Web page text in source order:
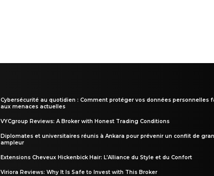
Cybersécurité au quotidien : Comment protéger vos données personnelles
aux menaces actuelles
VYCgroup Reviews: A Broker with Honest Trading Conditions
Diplomates et universitaires réunis à Ankara pour prévenir un conflit de
ampleur
Extensions Cheveux Hickenbick Hair: L’Alliance du Style et du Confort
Viriora Reviews: Why It Is Safe to Invest with This Broker